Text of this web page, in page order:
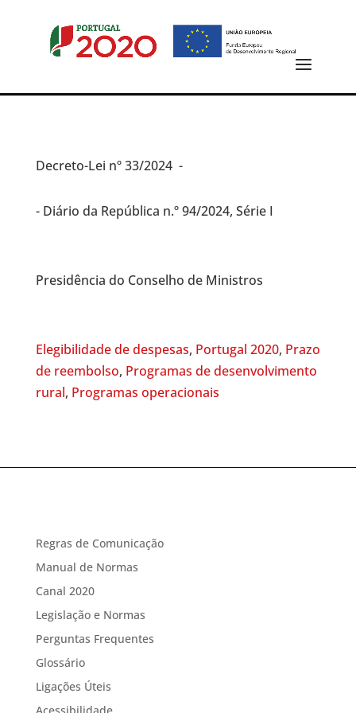
Decreto-Lei nº 33/2024 -
- Diário da República n.º 94/2024, Série I
Presidência do Conselho de Ministros
Elegibilidade de despesas, Portugal 2020, Prazo
de reembolso, Programas de desenvolvimento
rural, Programas operacionais
Regras de Comunicação
Manual de Normas
Canal 2020
Legislação e Normas
Perguntas Frequentes
Glossário
Ligações Úteis